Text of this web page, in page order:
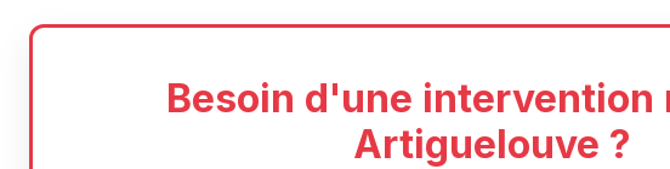
Besoin d'une intervention
Artiguelouve ?